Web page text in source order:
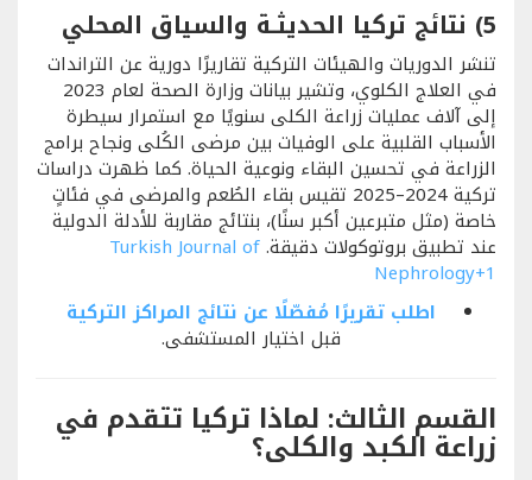
5) نتائج تركيا الحديثـة والسياق المحلي
تنشر الدوريات والهيئات التركية تقاريرًا دورية عن التراندات
في العلاج الكلوي، وتشير بيانات وزارة الصحة لعام 2023
إلى آلاف عمليات زراعة الكلى سنويًا مع استمرار سيطرة
الأسباب القلبية على الوفيات بين مرضى الكُلى ونجاح برامج
الزراعة في تحسين البقاء ونوعية الحياة. كما ظهرت دراسات
تركية 2024–2025 تقيس بقاء الطُعم والمرضى في فئاتٍ
خاصة (مثل متبرعين أكبر سنًا)، بنتائج مقاربة للأدلة الدولية
عند تطبيق بروتوكولات دقيقة.Turkish Journal of
Nephrology+1
اطلب تقريرًا مُفصّلًا عن نتائج المراكز التركية
قبل اختيار المستشفى.
القسم الثالث: لماذا تركيا تتقدم في
زراعة الكبد والكلى؟